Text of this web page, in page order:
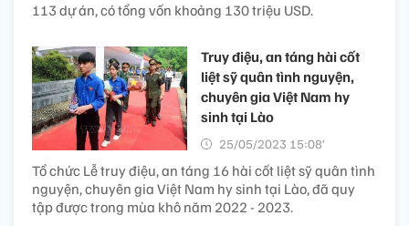
113 dự án, có tổng vốn khoảng 130 triệu USD.
Truy điệu, an táng hài cốt
liệt sỹ quân tình nguyện,
chuyên gia Việt Nam hy
sinh tại Lào
25/05/2023 15:08’
Tổ chức Lễ truy điệu, an táng 16 hài cốt liệt sỹ quân tình
nguyện, chuyên gia Việt Nam hy sinh tại Lào, đã quy
tập được trong mùa khô năm 2022 - 2023.